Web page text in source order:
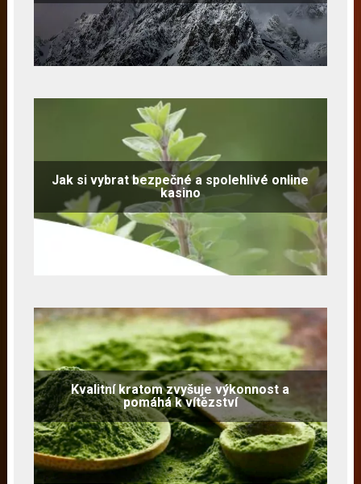
Jak si vybrat bezpečné a spolehlivé online
kasino
Kvalitní kratom zvyšuje výkonnost a
pomáhá k vítězství